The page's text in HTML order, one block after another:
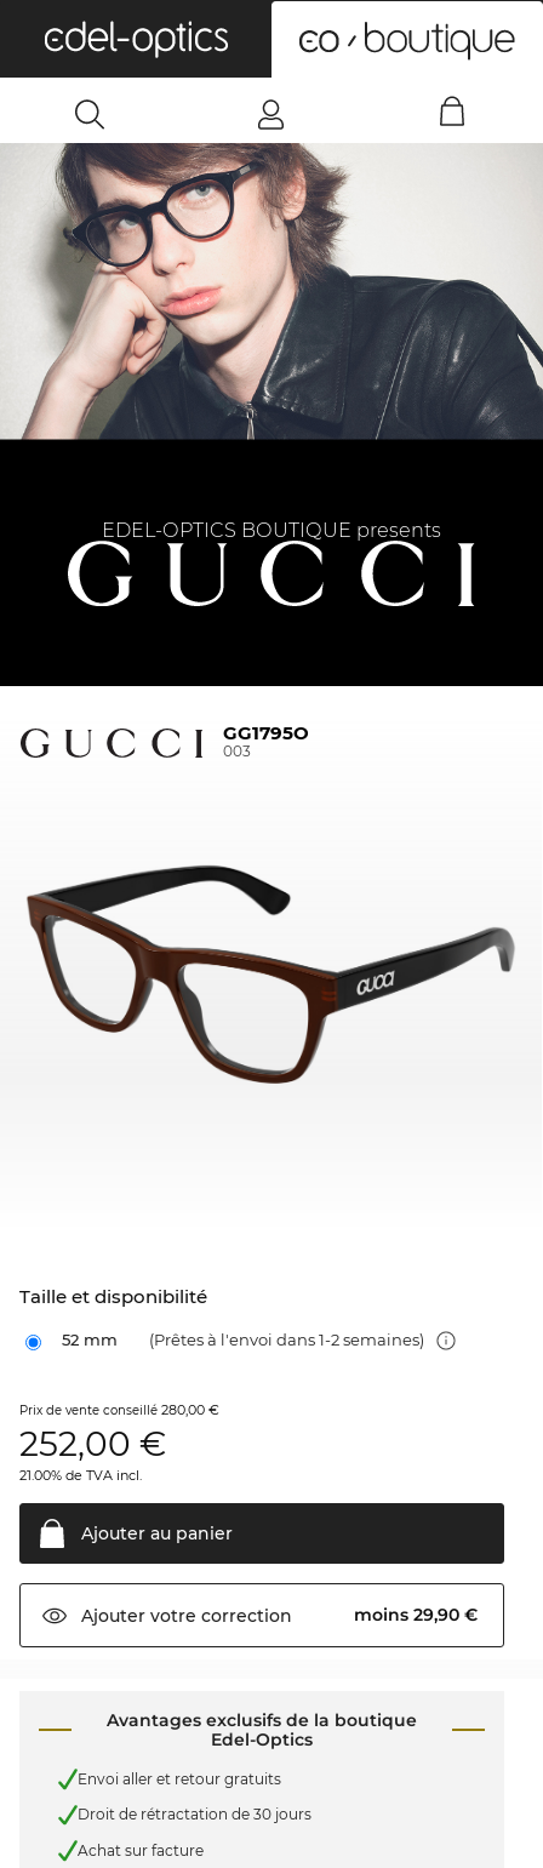
EDEL-OPTICS BOUTIQUE presents
GG1795O
003
Taille et disponibilité
52 mm (Prêtes à l'envoi dans 1-2 semaines)
Prix de vente conseillé 280,00 €
252,00 €
21.00% de TVA incl.
Ajouter au panier
Ajouter votre correction moins 29,90 €
Avantages exclusifs de la boutique
Edel-Optics
Envoi aller et retour gratuits
Droit de rétractation de 30 jours
Achat sur facture